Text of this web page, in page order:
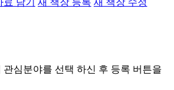
담기 새 책장 등록 새 책장 수정
관심분야를 선택 하신 후 등록 버튼을